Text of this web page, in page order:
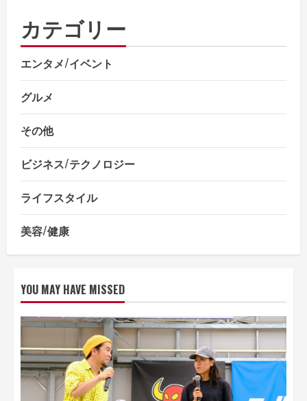
カテゴリー
エンタメ/イベント
グルメ
その他
ビジネス/テクノロジー
ライフスタイル
美容/健康
YOU MAY HAVE MISSED